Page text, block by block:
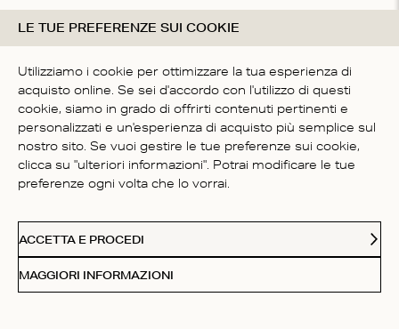
Comunicaci cosa ne pensi
SII IL PRIMO A SCRIVERE
UNA RECENSIONE
SERVIZIO CLIENTI
LE TUE PREFERENZE SUI COOKIE
Utilizziamo i cookie per ottimizzare la tua esperienza di
acquisto online. Se sei d'accordo con l'utilizzo di questi
cookie, siamo in grado di offrirti contenuti pertinenti e
personalizzati e un'esperienza di acquisto più semplice sul
nostro sito. Se vuoi gestire le tue preferenze sui cookie,
clicca su "ulteriori informazioni". Potrai modificare le tue
preferenze ogni volta che lo vorrai.
ACCETTA E PROCEDI
MAGGIORI INFORMAZIONI